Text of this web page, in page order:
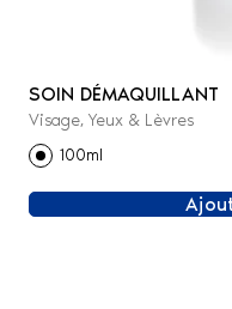
SOIN DÉMAQUILLANT
Visage, Yeux & Lèvres
100ml